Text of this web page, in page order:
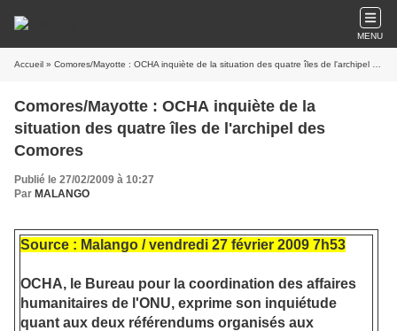
MENU
Accueil » Comores/Mayotte : OCHA inquiète de la situation des quatre îles de l'archipel des Comores
Comores/Mayotte : OCHA inquiète de la
situation des quatre îles de l'archipel des
Comores
Publié le 27/02/2009 à 10:27
Par MALANGO
Source : Malango / vendredi 27 février 2009 7h53
OCHA, le Bureau pour la coordination des affaires
humanitaires de l'ONU, exprime son inquiétude
quant aux deux référendums organisés aux